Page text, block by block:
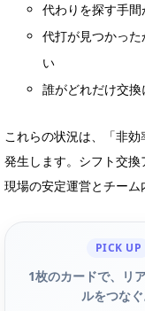
代わりを探す手
代打が見つかっ
い
誰がどれだけ交
これらの状況は、「非
発生します。シフト交換
現場の安定運営とチーム
PICK UP
1枚のカードで、リ
ルをつなぐ